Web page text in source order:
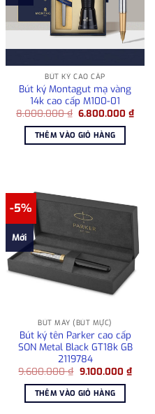
₫.
BÚT KÝ CAO CẤP
Bút ký Montagut mạ vàng
14k cao cấp M100-01
8.000.000₫ Giá
là:
8.000.000 ₫.
6.800.000₫Giá
hiện
THÊM VÀO GIỎ HÀNG
₫.
-5%
Mới
BÚT MÁY (BÚT MỰC)
Bút ký tên Parker cao cấp
SON Metal Black GT18k GB
2119784
9.600.000₫ Giá
là:
9.600.000 ₫.
9.100.000 ₫Giá
hiện
THÊM VÀO GIỎ HÀNG